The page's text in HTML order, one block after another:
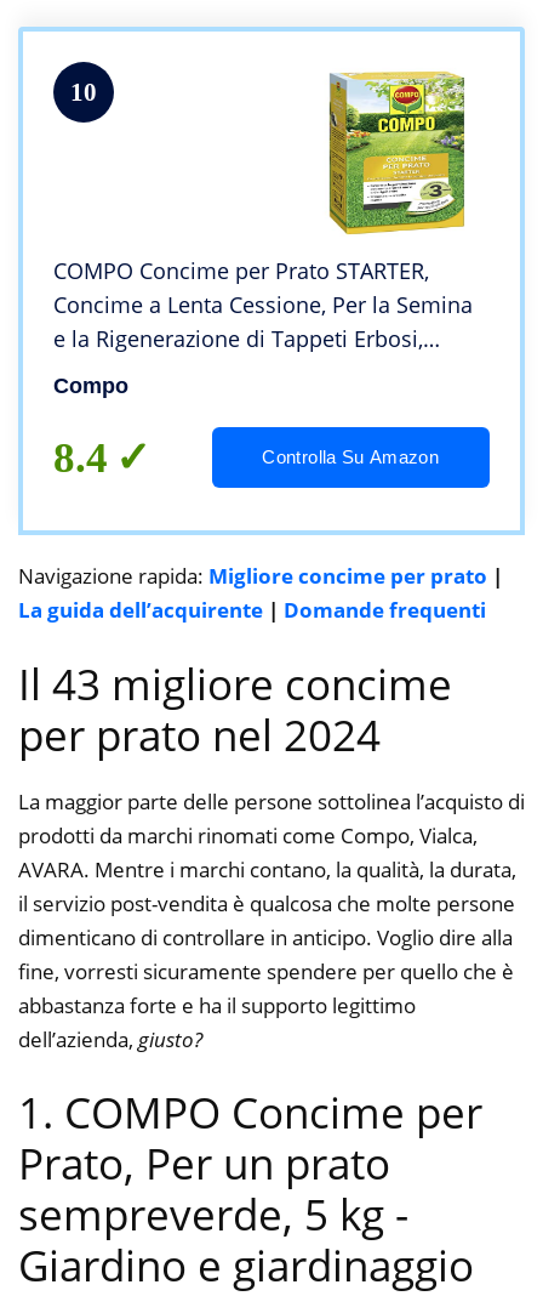
10
COMPO Concime per Prato STARTER,
Concime a Lenta Cessione, Per la Semina
e la Rigenerazione di Tappeti Erbosi,
Cartone 2,5 kg
Compo
8.4 Controlla Su Amazon
Navigazione rapida: Migliore concime per prato |
La guida dell’acquirente | Domande frequenti
Il 43 migliore concime
per prato nel 2024
La maggior parte delle persone sottolinea l’acquisto di
prodotti da marchi rinomati come Compo, Vialca,
AVARA. Mentre i marchi contano, la qualità, la durata,
il servizio post-vendita è qualcosa che molte persone
dimenticano di controllare in anticipo. Voglio dire alla
fine, vorresti sicuramente spendere per quello che è
abbastanza forte e ha il supporto legittimo
dell’azienda, giusto?
1. COMPO Concime per
Prato, Per un prato
sempreverde, 5 kg -
Giardino e giardinaggio